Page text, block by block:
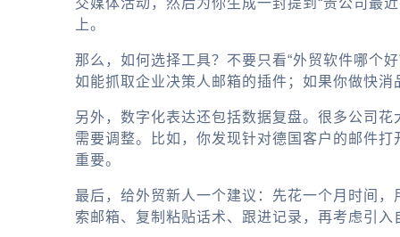
交媒体活动，然后为你生成一封提到“贵公司最
上。
那么，如何选择工具？不要只看“外贸软件哪个
如能抓取企业决策人邮箱的插件；如果你做快
另外，数字化表达还包括数据复盘。很多公司
需要调整。比如，你发现针对德国客户的邮件
重要。
最后，给外贸新人一个建议：先花一个月时间
索邮箱、复制粘贴话术、跟进记录，再考虑引